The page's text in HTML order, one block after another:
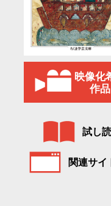
映像化
作品
試し
関連サ